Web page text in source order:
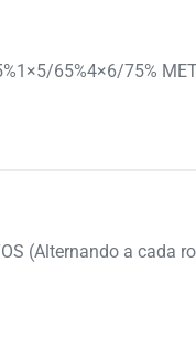
65%4×6/75%
(Alternando a cada